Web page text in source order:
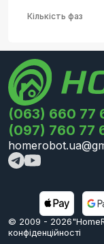
Кількість фаз
(063) 660 77
(097) 760 77
© 2009 - 2026
конфіденційності